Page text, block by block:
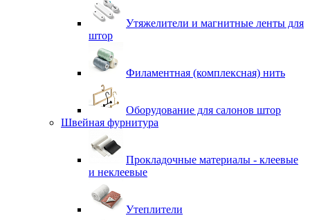
Утяжелители и магнитные ленты для
штор
Филаментная (комплексная) нить
Оборудование для салонов штор
Швейная фурнитура
Прокладочные материалы - клеевые
и неклеевые
Утеплители